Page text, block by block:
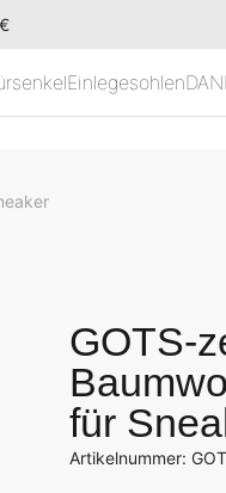
Einlegesohlen
GOTS-
für
Artikelnummer: